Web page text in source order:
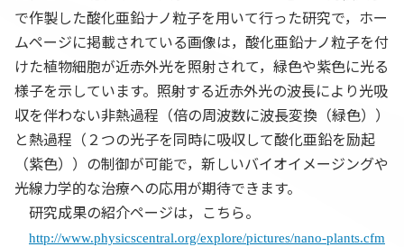
で作製した酸化亜鉛ナノ粒子を用いて行った研究で，ホー
ムページに掲載されている画像は，酸化亜鉛ナノ粒子を付
けた植物細胞が近赤外光を照射されて，緑色や紫色に光る
様子を示しています。照射する近赤外光の波長により光吸
収を伴わない非熱過程（倍の周波数に波長変換（緑色））
と熱過程（２つの光子を同時に吸収して酸化亜鉛を励起
（紫色））の制御が可能で，新しいバイオイメージングや
光線力学的な治療への応用が期待できます。
研究成果の紹介ページは，こちら。
http://www.physicscentral.org/explore/pictures/nano-plants.cfm